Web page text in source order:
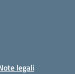
legali